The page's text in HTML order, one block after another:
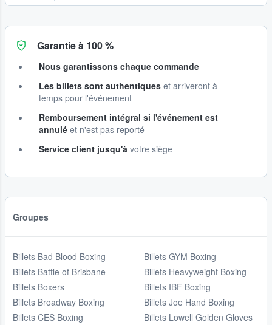
Garantie à 100 %
Nous garantissons chaque commande
Les billets sont authentiques et arriveront à
temps pour l'événement
Remboursement intégral si l'événement est
annulé et n'est pas reporté
Service client jusqu'à votre siège
Groupes
Billets Bad Blood Boxing
Billets Battle of Brisbane
Billets Boxers
Billets Broadway Boxing
Billets CES Boxing
Billets GYM Boxing
Billets Heavyweight Boxing
Billets IBF Boxing
Billets Joe Hand Boxing
Billets Lowell Golden Gloves